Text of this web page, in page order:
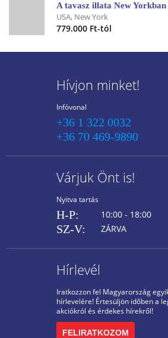
USA, New York
779.000 Ft-tól
Hívjon minket!
Infóvonal
+36 1 322 0032
+36 70 469-9890
Várjuk Önt is!
Nyitva tartás
H-P: 10:00 - 18:00
SZ-V: ZÁRVA
Hírlevél
Iratkozzon fel Magyarország
hírlevelére! Értesüljön időben a
akciókról és érdekes hírekről!
FELIRATKOZOM